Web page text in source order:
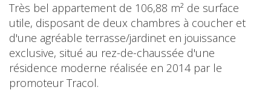
Très bel appartement de 106,88 m² de surface
utile, disposant de deux chambres à coucher et
d'une agréable terrasse/jardinet en jouissance
exclusive, situé au rez-de-chaussée d'une
résidence moderne réalisée en 2014 par le
promoteur Tracol.